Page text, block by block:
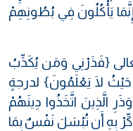
إِنَّمَا يَأْكُلُونَ فِي بُطُونِهِمْ
{فَذَرْنِي وَمَن يُكَذِّبُ
لَا يَعْلَمُونَ} لدرجةٍ
الَّذِينَ اتَّخَذُوا دِينَهُمْ
بِهِ أَن تُبْسَلَ نَفْسٌ بِمَا